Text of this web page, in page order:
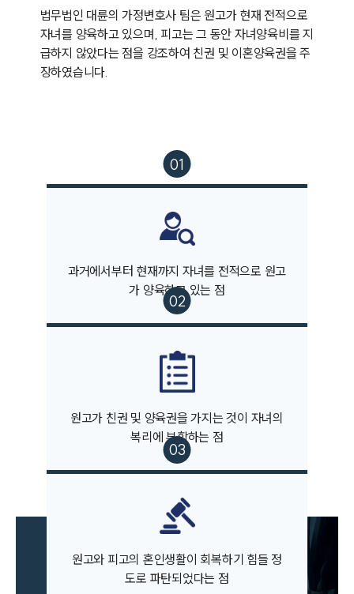
부소개
부소개
대륜의 강점
글로벌 파트너 로펌
고객의 소리
통합검색
AI대륜
법무법인 대륜의 가정변호사 팀은 원고가 현재 전적으로
자녀를 양육하고 있으며, 피고는 그 동안 자녀양육비를 지
급하지 않았다는 점을 강조하여 친권 및 이혼양육권을 주
과거에서부터 현재까지 자녀를 전적으로 원고
가 양육하고 있는 점
원고가 친권 및 양육권을 가지는 것이 자녀의
복리에 부합하는 점
원고와 피고의 혼인생활이 회복하기 힘들 정
도로 파탄되었다는 점